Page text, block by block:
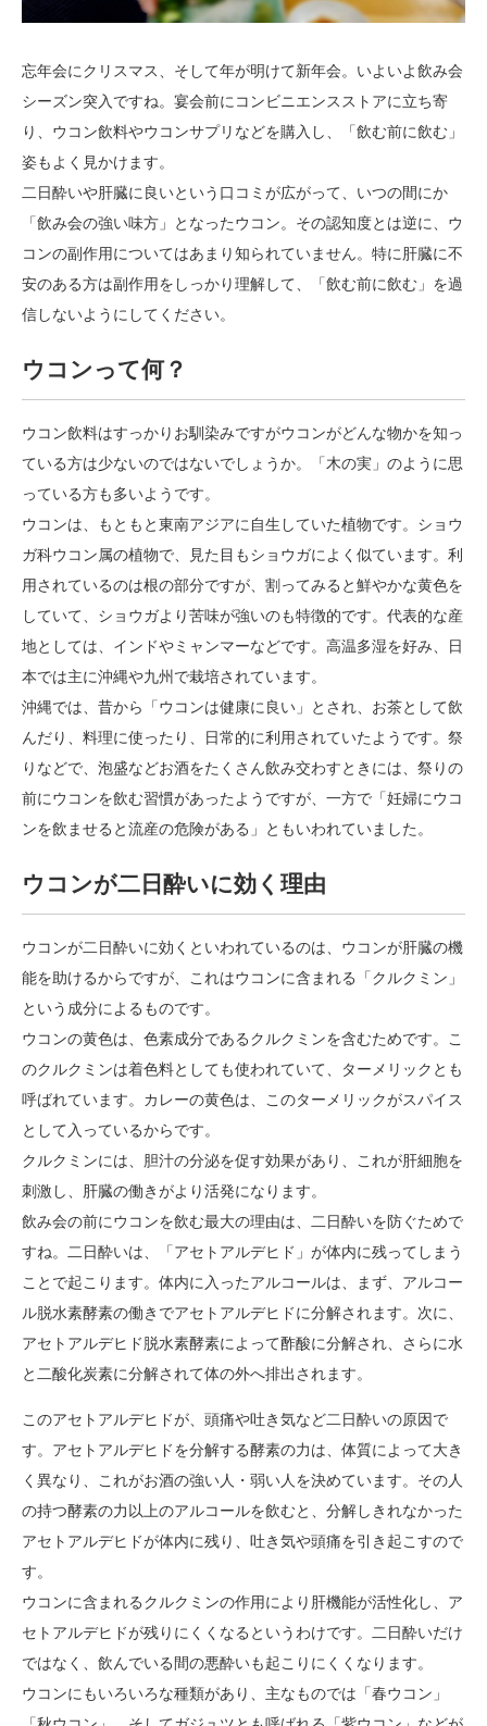
忘年会にクリスマス、そして年が明けて新年会。いよいよ飲み会
シーズン突入ですね。宴会前にコンビニエンスストアに立ち寄
り、ウコン飲料やウコンサプリなどを購入し、「飲む前に飲む」
姿もよく見かけます。
二日酔いや肝臓に良いという口コミが広がって、いつの間にか
「飲み会の強い味方」となったウコン。その認知度とは逆に、ウ
コンの副作用についてはあまり知られていません。特に肝臓に不
安のある方は副作用をしっかり理解して、「飲む前に飲む」を過
信しないようにしてください。
ウコンって何？
ウコン飲料はすっかりお馴染みですがウコンがどんな物かを知っ
ている方は少ないのではないでしょうか。「木の実」のように思
っている方も多いようです。
ウコンは、もともと東南アジアに自生していた植物です。ショウ
ガ科ウコン属の植物で、見た目もショウガによく似ています。利
用されているのは根の部分ですが、割ってみると鮮やかな黄色を
していて、ショウガより苦味が強いのも特徴的です。代表的な産
地としては、インドやミャンマーなどです。高温多湿を好み、日
本では主に沖縄や九州で栽培されています。
沖縄では、昔から「ウコンは健康に良い」とされ、お茶として飲
んだり、料理に使ったり、日常的に利用されていたようです。祭
りなどで、泡盛などお酒をたくさん飲み交わすときには、祭りの
前にウコンを飲む習慣があったようですが、一方で「妊婦にウコ
ンを飲ませると流産の危険がある」ともいわれていました。
ウコンが二日酔いに効く理由
ウコンが二日酔いに効くといわれているのは、ウコンが肝臓の機
能を助けるからですが、これはウコンに含まれる「クルクミン」
という成分によるものです。
ウコンの黄色は、色素成分であるクルクミンを含むためです。こ
のクルクミンは着色料としても使われていて、ターメリックとも
呼ばれています。カレーの黄色は、このターメリックがスパイス
として入っているからです。
クルクミンには、胆汁の分泌を促す効果があり、これが肝細胞を
刺激し、肝臓の働きがより活発になります。
飲み会の前にウコンを飲む最大の理由は、二日酔いを防ぐためで
すね。二日酔いは、「アセトアルデヒド」が体内に残ってしまう
ことで起こります。体内に入ったアルコールは、まず、アルコー
ル脱水素酵素の働きでアセトアルデヒドに分解されます。次に、
アセトアルデヒド脱水素酵素によって酢酸に分解され、さらに水
と二酸化炭素に分解されて体の外へ排出されます。
このアセトアルデヒドが、頭痛や吐き気など二日酔いの原因で
す。アセトアルデヒドを分解する酵素の力は、体質によって大き
く異なり、これがお酒の強い人・弱い人を決めています。その人
の持つ酵素の力以上のアルコールを飲むと、分解しきれなかった
アセトアルデヒドが体内に残り、吐き気や頭痛を引き起こすので
す。
ウコンに含まれるクルクミンの作用により肝機能が活性化し、ア
セトアルデヒドが残りにくくなるというわけです。二日酔いだけ
ではなく、飲んでいる間の悪酔いも起こりにくくなります。
ウコンにもいろいろな種類があり、主なものでは「春ウコン」